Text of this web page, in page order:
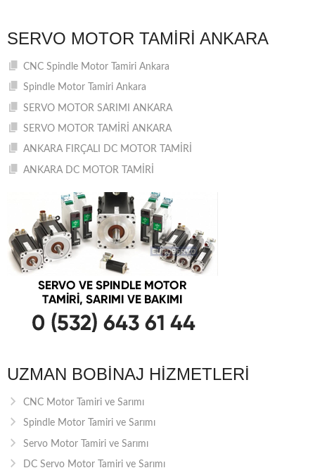
SERVO MOTOR TAMIRI ANKARA
CNC Spindle Motor Tamiri Ankara
Spindle Motor Tamiri Ankara
SERVO MOTOR SARIMI ANKARA
SERVO MOTOR TAMİRİ ANKARA
ANKARA FIRÇALI DC MOTOR TAMİRİ
ANKARA DC MOTOR TAMİRİ
UZMAN BOBINAJ HIZMETLERI
CNC Motor Tamiri ve Sarımı
Spindle Motor Tamiri ve Sarımı
Servo Motor Tamiri ve Sarımı
DC Servo Motor Tamiri ve Sarımı